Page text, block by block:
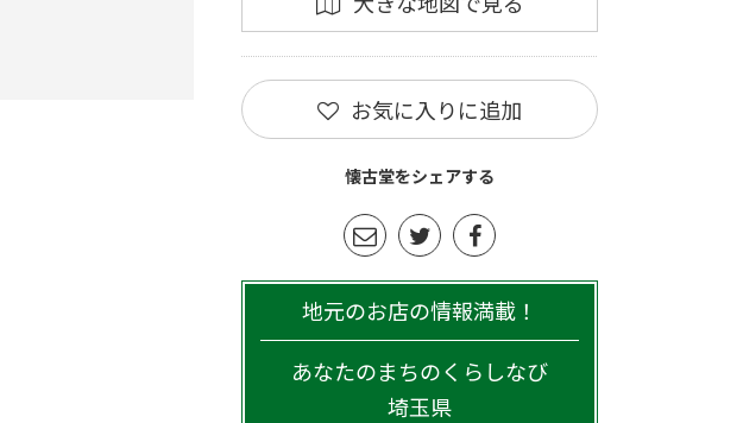
お気に入りに追加
懐古堂をシェアする
地元のお店の情報満載！
あなたのまちのくらしなび
埼玉県